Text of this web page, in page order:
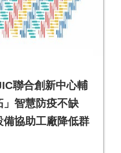
聯合創新中心輔
智慧防疫不缺
協助工廠降低群